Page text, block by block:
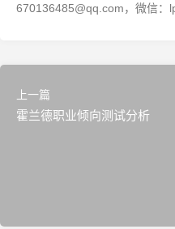
670136485@qq.com，微信：
上一篇
霍兰德职业倾向测试分析